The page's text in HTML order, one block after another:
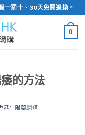
一罰十、30天免費退換。
0
的方法
港壯陽藥網購